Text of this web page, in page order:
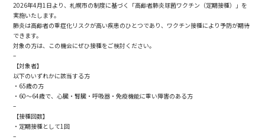
2026年4月1日より、札幌市の制度に基づく「高齢者肺炎球菌ワクチン（定期接種）」を
実施いたします。
肺炎は高齢者の重症化リスクが高い疾患のひとつであり、ワクチン接種により予防が期待
できます。
対象の方は、この機会にぜひ接種をご検討ください。
–
【対象者】
以下のいずれかに該当する方
・65歳の方
・60～64歳で、心臓・腎臓・呼吸器・免疫機能に重い障害のある方
–
【接種回数】
・定期接種として1回
–